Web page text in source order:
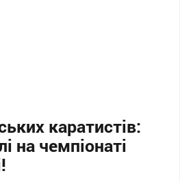
каратистів:
на чемпіонаті